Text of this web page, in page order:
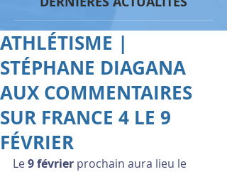
ATHLÉTISME |
STÉPHANE DIAGANA
AUX COMMENTAIRES
SUR FRANCE 4 LE 9
FÉVRIER
Le 9 février prochain aura lieu le